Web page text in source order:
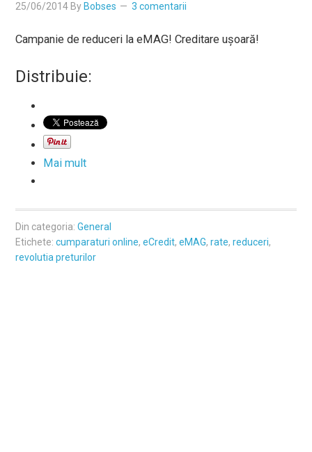
25/06/2014 By Bobses 3 comentarii
Campanie de reduceri la eMAG! Creditare uşoară!
Distribuie:
Mai mult
Din categoria:General
Etichete:cumparaturi online,eCredit,eMAG,rate,reduceri,
revolutia preturilor